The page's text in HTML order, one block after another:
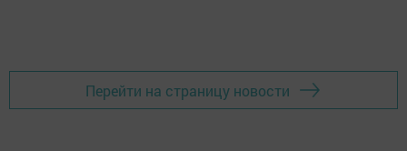
Перейти на страницу новости